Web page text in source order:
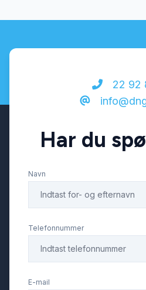
22 92
Har du
Navn
Telefonnummer
E-mail